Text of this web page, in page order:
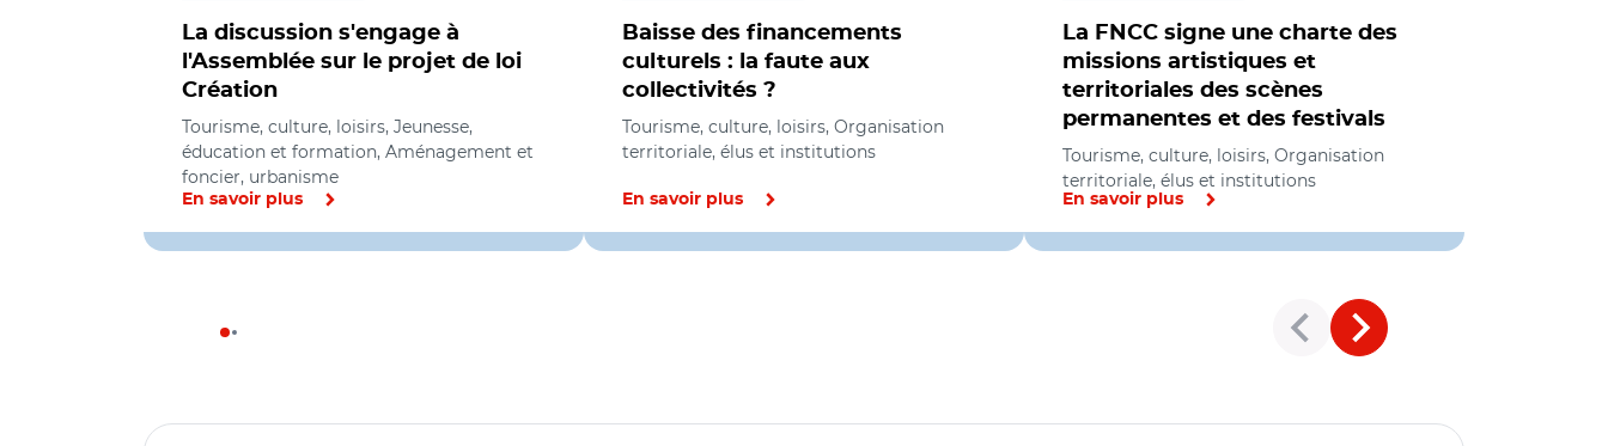
La discussion s'engage à
l'Assemblée sur le projet de loi
Création
Tourisme, culture, loisirs, Jeunesse,
éducation et formation, Aménagement et
foncier, urbanisme
En savoir plus
Baisse des financements
culturels : la faute aux
collectivités ?
Tourisme, culture, loisirs, Organisation
territoriale, élus et institutions
En savoir plus
La FNCC signe une charte des
missions artistiques et
territoriales des scènes
permanentes et des festivals
Tourisme, culture, loisirs, Organisation
territoriale, élus et institutions
En savoir plus